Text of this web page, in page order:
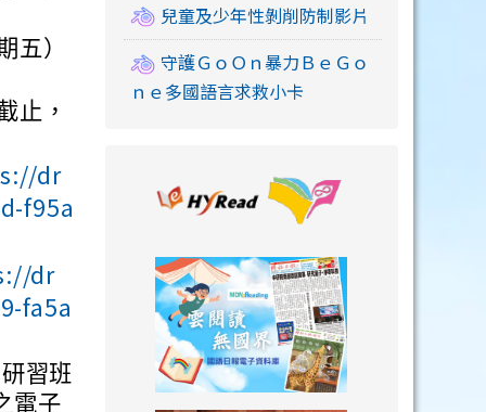
五）
止，
dr
f95a
dr
fa5a
習班
電子
兒童及少年性剝削防制影片
守護ＧｏＯｎ暴力ＢｅＧｏ
ｎｅ多國語言求救小卡